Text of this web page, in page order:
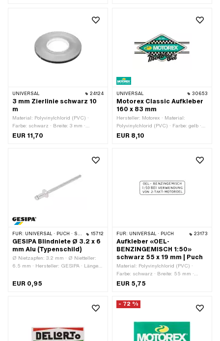
Rückseite: Klebstoff · Verwendungsort:
UNIVERSAL 24124
3 mm Zierlinie schwarz 10
m
Material: Polyvinylchlorid (PVC) ·
Farbe: schwarz · Breite: 3 mm ·
Gesamtlänge: 10000 mm ·
Beschaffenheit Rückseite: Klebstoff ·
EUR 11,70
UNIVERSAL 30653
Motorex Classic Aufkleber
160 x 83 mm
Hersteller: Motorex · Material:
Polyvinylchlorid (PVC) · Farbe: gelb ·
Farbe: grün · Farbe: schwarz · Breite:
163 mm · Höhe: 83 mm · Beständigkeit:
benzinbeständig · Verwendungsort:
EUR 8,10
FÜR: UNIVERSAL · PUCH · SACHS 15712
GESIPA Blindniete Ø 3.2 x 6
mm Alu (Typenschild)
Ø Nietzapfen: 3.2 mm · Ø Nietteller:
6.5 mm · Hersteller: GESIPA · Länge
Aluminium · Material: Stahl · Ø
EUR 0,95
FÜR: UNIVERSAL · PUCH 23173
Aufkleber «OEL-
BENZINGEMISCH 1:50»
schwarz 55 x 19 mm | Puch
Material: Polyvinylchlorid (PVC) ·
Farbe: schwarz · Breite: 55 mm ·
Höhe: 19 mm · Beschaffenheit
benzinbeständig · Verwendungsort:
Tank (+ Rahmen) · Transferfolie: Nein
EUR 5,75
- 72 %